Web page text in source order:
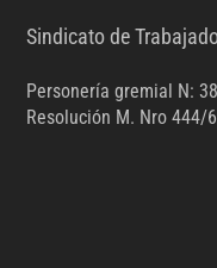
Sindicato de
Personería gremial N:
Resolución M. Nro 444/